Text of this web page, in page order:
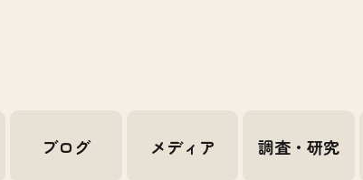
ブログ メディア 調査・研究